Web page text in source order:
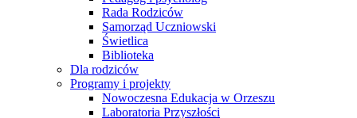
Rada Rodziców
Samorząd Uczniowski
Świetlica
Biblioteka
Dla rodziców
Programy i projekty
Nowoczesna Edukacja w Orzeszu
Laboratoria Przyszłości